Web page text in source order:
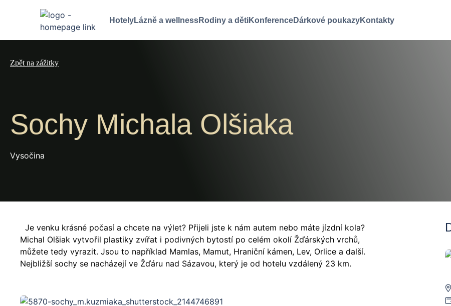
HotelyLázně a wellnessRodiny a dětiKonferenceDárkové poukazyKontakty
Zpět na zážitky
Sochy Michala Olšiaka
Vysočina
Je venku krásné počasí a chcete na výlet? Přijeli jste k nám autem nebo máte jízdní kola?
Michal Olšiak vytvořil plastiky zvířat i podivných bytostí po celém okolí Žďárských vrchů,
můžete tedy vyrazit. Jsou to například Mamlas, Mamut, Hraniční kámen, Lev, Orlice a další.
Nejbližší sochy se nacházejí ve Žďáru nad Sázavou, který je od hotelu vzdálený 23 km.